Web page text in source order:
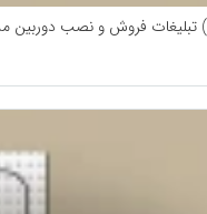
تبلیغات فروش و نصب دوربین